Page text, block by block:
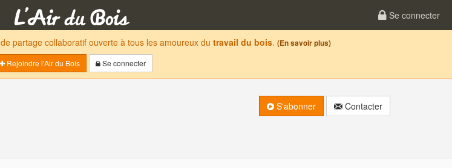
Se connecter
de partage collaboratif ouverte à tous les amoureux du travail du bois. (En savoir plus)
Rejoindre l'Air du Bois
Se connecter
S'abonner Contacter